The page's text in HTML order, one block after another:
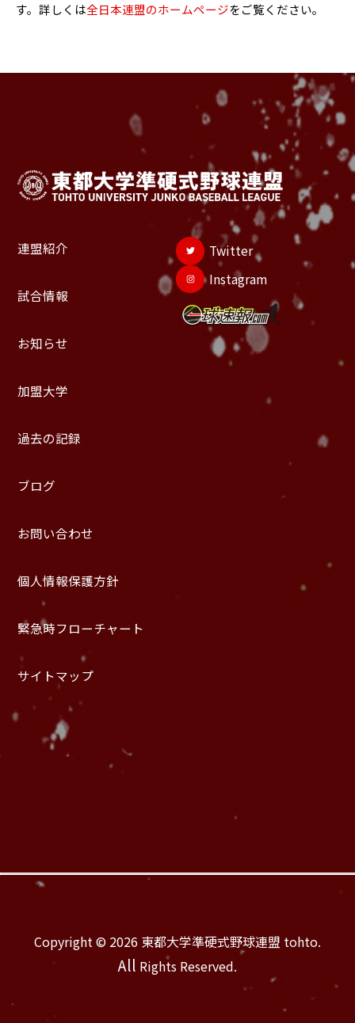
す。詳しくは全日本連盟のホームページをご覧ください。
連盟紹介
試合情報
お知らせ
加盟大学
過去の記録
ブログ
お問い合わせ
個人情報保護方針
緊急時フローチャート
サイトマップ
Twitter
Instagram
Copyright © 2026 東都大学準硬式野球連盟 tohto.
All Rights Reserved.